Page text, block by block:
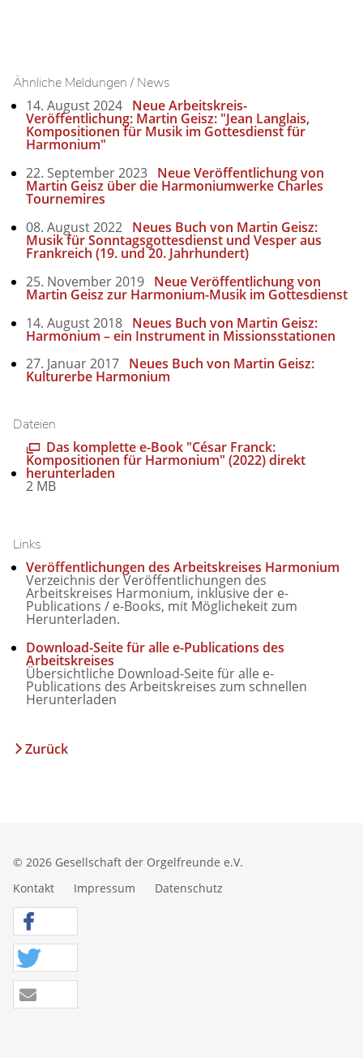
Ähnliche Meldungen / News
14. August 2024 Neue Arbeitskreis-
Veröffentlichung: Martin Geisz: "Jean Langlais,
Kompositionen für Musik im Gottesdienst für
Harmonium"
22. September 2023 Neue Veröffentlichung von
Martin Geisz über die Harmoniumwerke Charles
Tournemires
08. August 2022 Neues Buch von Martin Geisz:
Musik für Sonntagsgottesdienst und Vesper aus
Frankreich (19. und 20. Jahrhundert)
25. November 2019 Neue Veröffentlichung von
Martin Geisz zur Harmonium-Musik im Gottesdienst
14. August 2018 Neues Buch von Martin Geisz:
Harmonium – ein Instrument in Missionsstationen
27. Januar 2017 Neues Buch von Martin Geisz:
Kulturerbe Harmonium
Dateien
Das komplette e-Book "César Franck:
Kompositionen für Harmonium" (2022) direkt
herunterladen
2 MB
Links
Veröffentlichungen des Arbeitskreises Harmonium
Verzeichnis der Veröffentlichungen des
Arbeitskreises Harmonium, inklusive der e-
Publications / e-Books, mit Möglichekeit zum
Herunterladen.
Download-Seite für alle e-Publications des
Arbeitskreises
Übersichtliche Download-Seite für alle e-
Publications des Arbeitskreises zum schnellen
Herunterladen
Zurück
© 2026 Gesellschaft der Orgelfreunde e.V.
Kontakt
Impressum Datenschutz